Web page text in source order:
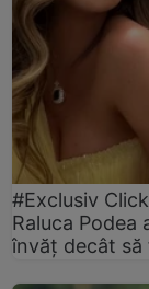
#Exclusiv
Raluca Podea
învăț decât să